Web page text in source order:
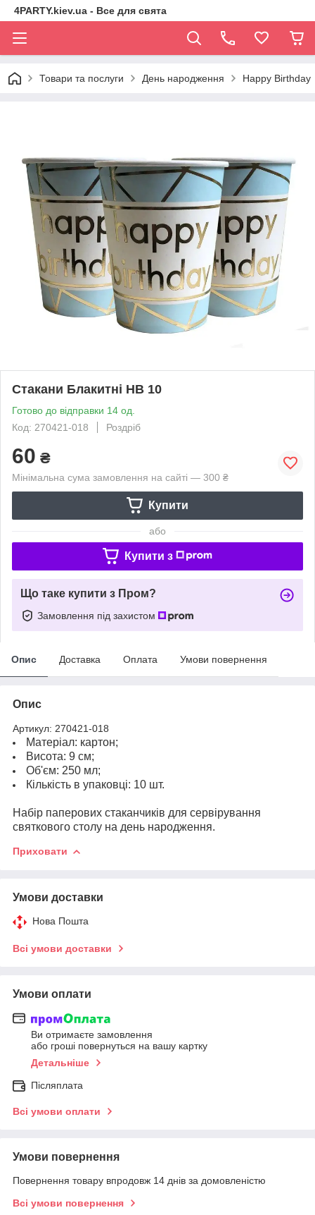
4PARTY.kiev.ua - Все для свята
Товари та послуги День народження Happy Birthday
Стакани Блакитні HB 10
Готово до відправки 14 од.
Код: 270421-018
Роздріб
60 ₴
Мінімальна сума замовлення на сайті — 300 ₴
Купити
або
Купити з
Що таке купити з Пром?
Замовлення під захистом
Опис Доставка Оплата Умови повернення
Опис
Артикул: 270421-018
Матеріал: картон;
Висота: 9 см;
Об'єм: 250 мл;
Кількість в упаковці: 10 шт.
Набір паперових стаканчиків для сервірування
святкового столу на день народження.
Приховати
Умови доставки
Нова Пошта
Всі умови доставки
Умови оплати
Ви отримаєте замовлення
або гроші повернуться на вашу картку
Детальніше
Післяплата
Всі умови оплати
Умови повернення
Повернення товару впродовж 14 днів за домовленістю
Всі умови повернення